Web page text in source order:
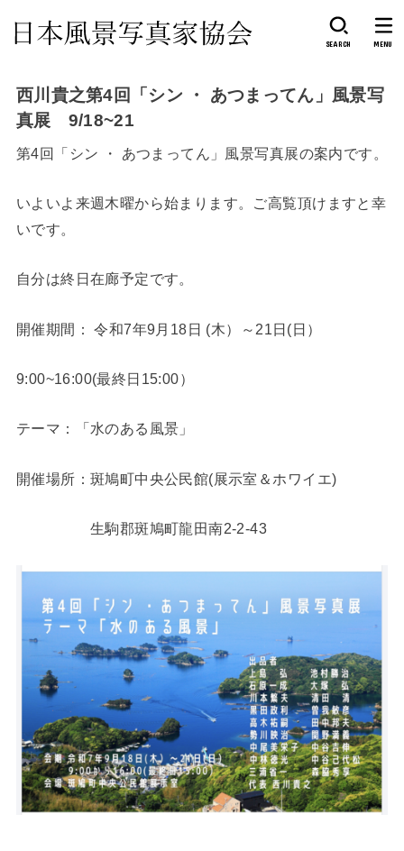
SEARCH MENU
西川貴之第4回「シン ・ あつまってん」風景写
真展 9/18~21
第4回「シン ・ あつまってん」風景写真展の案内です。
いよいよ来週木曜から始まります。ご高覧頂けますと幸
いです。
自分は終日在廊予定です。
開催期間： 令和7年9月18日 (木）～21日(日）
9:00~16:00(最終日15:00）
テーマ：「水のある風景」
開催場所：斑鳩町中央公民館(展示室＆ホワイエ)
生駒郡斑鳩町龍田南2-2-43